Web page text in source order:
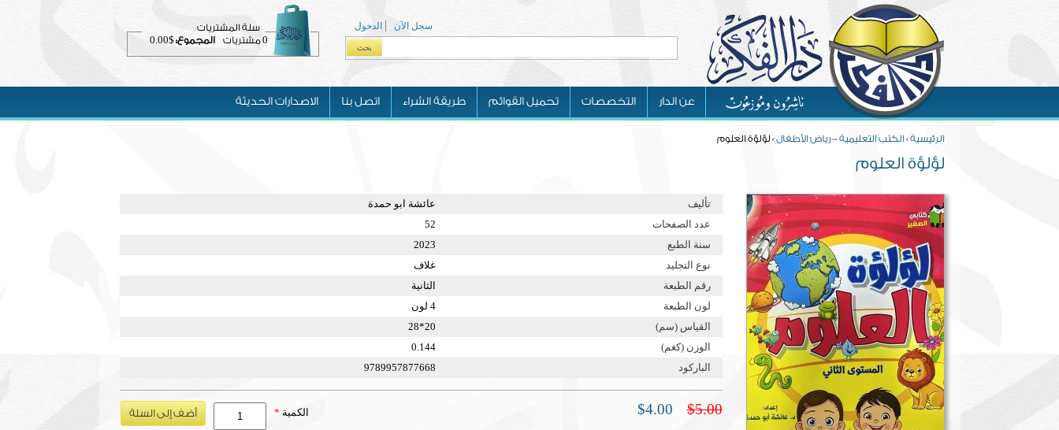
الدخول
سجل الآن
سلة المشتريات
0مشتريات المجموع: $0.00
عن الدار التخصصات تحميل القوائم طريقة الشراء اتصل بنا الاصدارات الحديثة
الرئيسية» الكتب التعليمية -رياض الأطفال» لؤلؤة العلوم
لؤلؤة العلوم
تأليف
عائشة ابو حمدة
عدد الصفحات
52
سنة الطبع
2023
نوع التجليد
غلاف
رقم الطبعة
الثانية
لون الطبعة
4 لون
القياس (سم)
20*28
الوزن (كغم)
0.144
الباركود
9789957877668
$5.00
$4.00 الكمية *